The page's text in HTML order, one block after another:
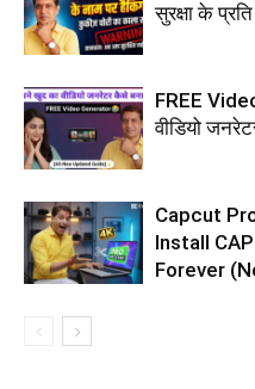
सुरक्षा के
FREE
वीडियो
Capcut
Install
Forever